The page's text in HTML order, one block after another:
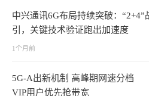
中兴通讯6G布局持续突破：“2+4”
引，关键技术验证跑出加速度
1个月前
5G-A出新机制 高峰期网速分档
VIP用户优先抢带宽